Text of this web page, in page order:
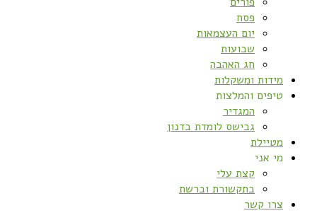
פסח
יום העצמאות
שבועות
חג האהבה
מידות ומשקלות
טיפים והמלצות
המגדיר
גבישס לומדת בדנון
מטיילת
מי אני
קצת עלי
בתקשורת וברשת
צרו קשר